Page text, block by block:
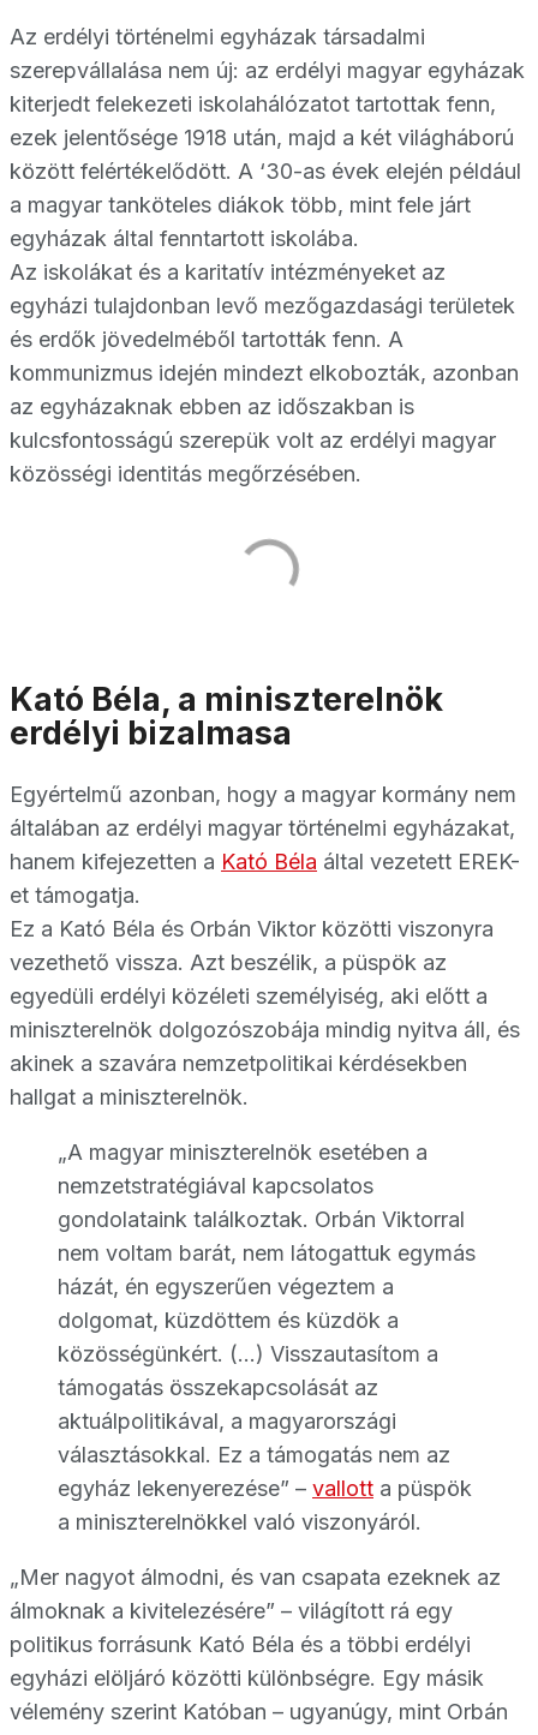
Az erdélyi történelmi egyházak társadalmi
szerepvállalása nem új: az erdélyi magyar egyházak
kiterjedt felekezeti iskolahálózatot tartottak fenn,
ezek jelentősége 1918 után, majd a két világháború
között felértékelődött. A ‘30-as évek elején például
a magyar tanköteles diákok több, mint fele járt
egyházak által fenntartott iskolába.
Az iskolákat és a karitatív intézményeket az
egyházi tulajdonban levő mezőgazdasági területek
és erdők jövedelméből tartották fenn. A
kommunizmus idején mindezt elkobozták, azonban
az egyházaknak ebben az időszakban is
kulcsfontosságú szerepük volt az erdélyi magyar
közösségi identitás megőrzésében.
Kató Béla, a miniszterelnök
erdélyi bizalmasa
Egyértelmű azonban, hogy a magyar kormány nem
általában az erdélyi magyar történelmi egyházakat,
hanem kifejezetten a Kató Béla által vezetett EREK-
et támogatja.
Ez a Kató Béla és Orbán Viktor közötti viszonyra
vezethető vissza. Azt beszélik, a püspök az
egyedüli erdélyi közéleti személyiség, aki előtt a
miniszterelnök dolgozószobája mindig nyitva áll, és
akinek a szavára nemzetpolitikai kérdésekben
hallgat a miniszterelnök.
„A magyar miniszterelnök esetében a
nemzetstratégiával kapcsolatos
gondolataink találkoztak. Orbán Viktorral
nem voltam barát, nem látogattuk egymás
házát, én egyszerűen végeztem a
dolgomat, küzdöttem és küzdök a
közösségünkért. (…) Visszautasítom a
támogatás összekapcsolását az
aktuálpolitikával, a magyarországi
választásokkal. Ez a támogatás nem az
egyház lekenyerezése” – vallott a püspök
a miniszterelnökkel való viszonyáról.
„Mer nagyot álmodni, és van csapata ezeknek az
álmoknak a kivitelezésére” – világított rá egy
politikus forrásunk Kató Béla és a többi erdélyi
egyházi elöljáró közötti különbségre. Egy másik
vélemény szerint Katóban – ugyanúgy, mint Orbán